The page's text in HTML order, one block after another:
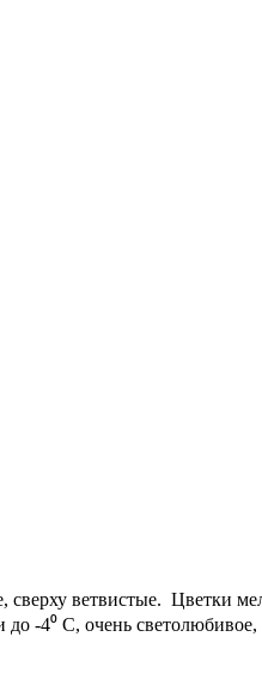
ветвистые. Цветки
-4⁰ С, очень